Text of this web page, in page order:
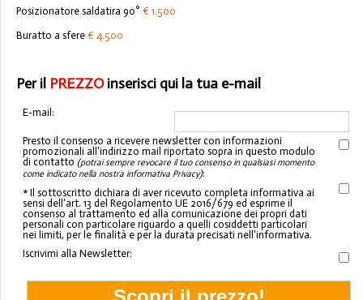
Posizionatore saldatira 90° € 1.500
Buratto a sfere € 4.500
Per il PREZZOinserisci qui la tua e-mail
E-mail:
Presto il consenso a ricevere newsletter con informazioni
promozionali all'indirizzo mail riportato sopra in questo modulo
di contatto (potrai sempre revocare il tuo consenso in qualsiasi momento
come indicato nella nostra informativa Privacy):
* Il sottoscritto dichiara di aver ricevuto completa informativa ai
sensi dell'art. 13 del Regolamento UE 2016/679 ed esprime il
consenso al trattamento ed alla comunicazione dei propri dati
personali con particolare riguardo a quelli cosiddetti particolari
nei limiti, per le finalità e per la durata precisati nell'informativa.
Iscrivimi alla Newsletter: